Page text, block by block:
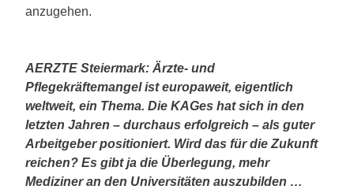
anzugehen.
AERZTE Steiermark: Ärzte- und
Pflegekräftemangel ist europaweit, eigentlich
weltweit, ein Thema. Die KAGes hat sich in den
letzten Jahren – durchaus erfolgreich – als guter
Arbeitgeber positioniert. Wird das für die Zukunft
reichen? Es gibt ja die Überlegung, mehr
Mediziner an den Universitäten auszubilden …